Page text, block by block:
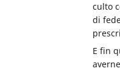
culto
di
E fin